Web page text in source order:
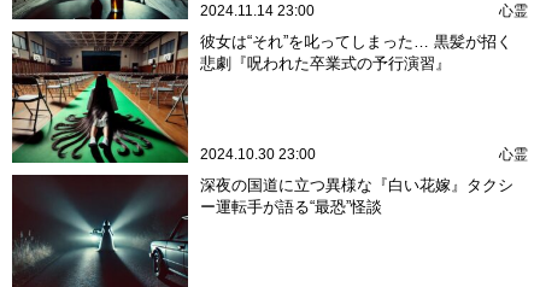
2024.11.14 23:00 心霊
彼女は“それ”を叱ってしまった… 黒髪が招く
悲劇『呪われた卒業式の予行演習』
2024.10.30 23:00 心霊
深夜の国道に立つ異様な『白い花嫁』タクシ
ー運転手が語る“最恐”怪談